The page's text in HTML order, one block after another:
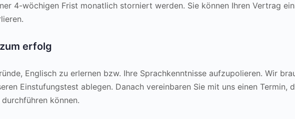
4-wöchigen Frist monatlich storniert werden. Sie können Ihren Vertrag
erfolg
Englisch zu erlernen bzw. Ihre Sprachkenntnisse aufzupolieren. Wir
Einstufungstest ablegen. Danach vereinbaren Sie mit uns einen
können.